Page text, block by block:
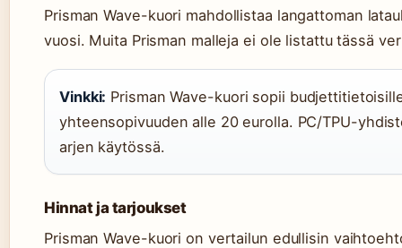
Prisman Wave-kuori mahdollistaa langattoman
vuosi. Muita Prisman malleja ei ole listattu tässä
Vinkki: Prisman Wave-kuori sopii
yhteensopivuuden alle 20 eurolla. PC/TPU-
arjen käytössä.
Hinnat ja tarjoukset
Prisman Wave-kuori on vertailun edullisin